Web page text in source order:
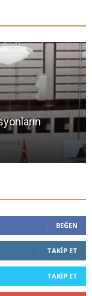
BEĞEN
TAKIP ET
TAKIP ET